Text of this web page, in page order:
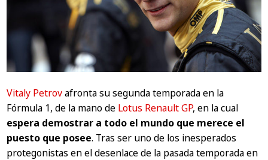
Vitaly Petrovafronta su segunda temporada en la
Fórmula 1, de la mano de Lotus Renault GP, en la cual
espera demostrar a todo el mundo que merece el
puesto que posee. Tras ser uno de los inesperados
protegonistas en el desenlace de la pasada temporada en